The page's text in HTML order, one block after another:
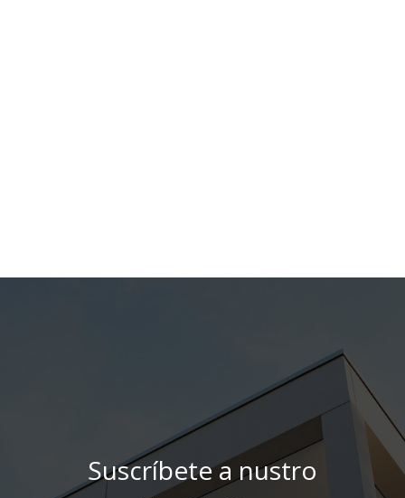
Suscríbete a nustro